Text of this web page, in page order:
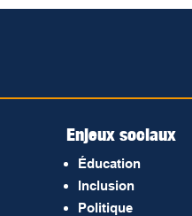
Enjeux sociaux
Éducation
Inclusion
Politique